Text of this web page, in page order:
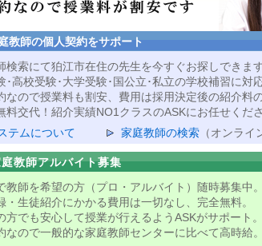
教師の個人契約をサポート
検索にて狛江市在住の先生を今すぐお探しできます
･高校受験･大学受験･国公立･私立の学校補習に対応
なので授業料も割安、費用は採用決定後の紹介料の
料交代！紹介実績NO1クラスのASKにお任せくださ
テムについて
家庭教師の検索 （オンライ
教師アルバイト募集
教師を希望の方（プロ・アルバイト）随時募集中。
・生徒紹介にかかる費用は一切なし、完全無料。
方でも安心して授業が行えるようASKがサポート。
なので一般的な家庭教師センターに比べて高時給。